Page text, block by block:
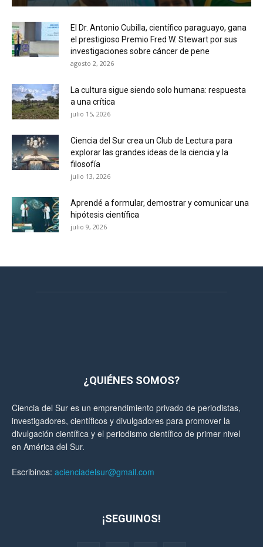
El Dr. Antonio Cubilla, científico paraguayo, gana
el prestigioso Premio Fred W. Stewart por sus
investigaciones sobre cáncer de pene
agosto 2, 2026
La cultura sigue siendo solo humana: respuesta
a una crítica
julio 15, 2026
Ciencia del Sur crea un Club de Lectura para
explorar las grandes ideas de la ciencia y la
filosofía
julio 13, 2026
Aprendé a formular, demostrar y comunicar una
hipótesis científica
julio 9, 2026
¿QUIÉNES SOMOS?
Ciencia del Sur es un emprendimiento privado de periodistas,
investigadores, científicos y divulgadores para promover la
divulgación científica y el periodismo científico de primer nivel
en América del Sur.
Escribinos: acienciadelsur@gmail.com
¡SEGUINOS!